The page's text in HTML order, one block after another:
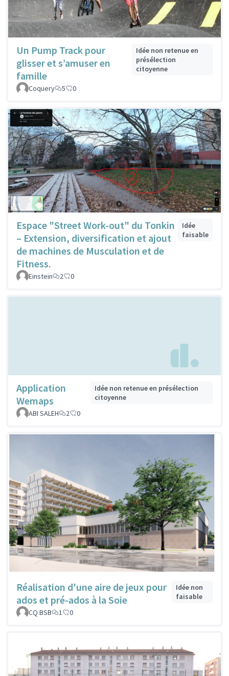
Un Pump Track pour
glisser et s’amuser en
famille
Idée non retenue en
présélection
citoyenne
Coquery 5 0
Espace "Street Work-out" du Tonkin
– Extension, diversification et ajout
de machines de Musculation et de
Fitness.
Idée
faisable
Einstein 2 0
Application
Wemaps
Idée non retenue en présélection
citoyenne
ABI SALEH
2 0
Réalisation d'une aire de jeux pour
ados et pré-ados à la Soie
Idée non
faisable
CQ BSB
1 0